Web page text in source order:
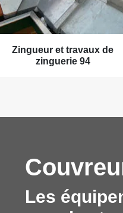
Zingueur et travaux de
zinguerie 94
Les